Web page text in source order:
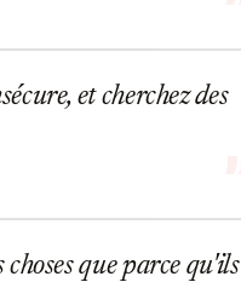
et cherchez des
que parce qu'ils